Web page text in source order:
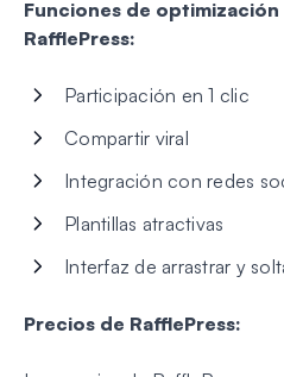
Funciones de
RafflePress:
Participación en 1 clic
Compartir viral
Integración con redes
Plantillas atractivas
Interfaz de arrastrar y
Precios de RafflePress: